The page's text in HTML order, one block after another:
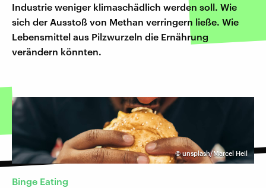
Industrie weniger klimaschädlich werden soll. Wie
sich der Ausstoß von Methan verringern ließe. Wie
Lebensmittel aus Pilzwurzeln die Ernährung
verändern könnten.
©unsplash/Marcel Heil
Binge Eating